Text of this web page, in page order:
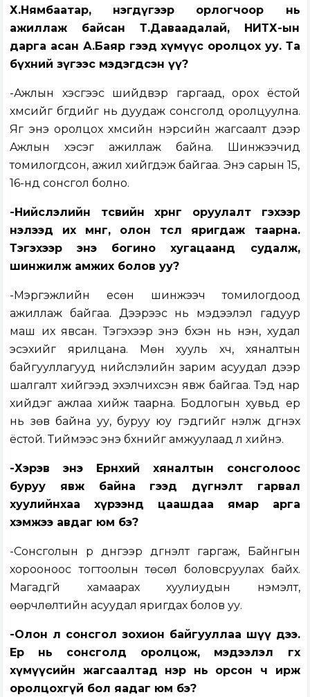
Х.Нямбаатар, нэгдүгээр орлогчоор нь
ажиллаж байсан Т.Даваадалай, НИТХ-ын
дарга асан А.Баяр гээд хүмүүс оролцох уу. Та
бүхний зүгээс мэдэгдсэн үү?
-Ажлын хэсгээс шийдвэр гаргаад, орох ёстой
хүмүүсийг бүгдийг нь дуудаж сонсголд оролцуулна.
Яг энэ оролцох хүмүүсийн нэрсийн жагсаалт дээр
Ажлын хэсэг ажиллаж байна. Шинжээчид
томилогдсон, ажил хийгдэж байгаа. Энэ сарын 15,
16-нд сонсгол болно.
-Нийслэлийн төсвийн хөрөнгө оруулалт гэхээр
нэлээд их мөнгө, олон төсөл яригдаж таарна.
Тэгэхээр энэ богино хугацаанд судалж,
шинжилж амжих болов уу?
-Мэргэжлийн есөн шинжээч томилогдоод
ажиллаж байгаа. Дээрээс нь мэдээлэл гадуур
маш их явсан. Тэгэхээр энэ бүхэн нь үнэн, худал
эсэхийг ярилцана. Мөн хууль хүч, хяналтын
байгууллагууд нийслэлийн зарим асуудал дээр
шалгалт хийгээд эхэлчихсэн явж байгаа. Тэд нар
хийдэг ажлаа хийж таарна. Бодлогын хувьд ер
нь зөв байна уу, буруу юу гэдгийг үнэлж дүгнэх
ёстой. Тиймээс энэ бүхнийг амжуулаад л хийнэ.
-Хэрэв энэ Ерөнхий хяналтын сонсголоос
буруу явж байна гээд дүгнэлт гарвал
хуулийнхаа хүрээнд цаашдаа ямар арга
хэмжээ авдаг юм бэ?
-Сонсголын үр дүнгээр дүгнэлт гаргаж, Байнгын
хорооноос тогтоолын төсөл боловсруулах байх.
Магадгүй хамаарах хуулиудын нэмэлт,
өөрчлөлтийн асуудал яригдах болов уу.
-Олон л сонсгол зохион байгууллаа шүү дээ.
Ер нь сонсголд оролцож, мэдээлэл өгөх
хүмүүсийн жагсаалтад нэр нь орсон ч ирж
оролцохгүй бол яадаг юм бэ?